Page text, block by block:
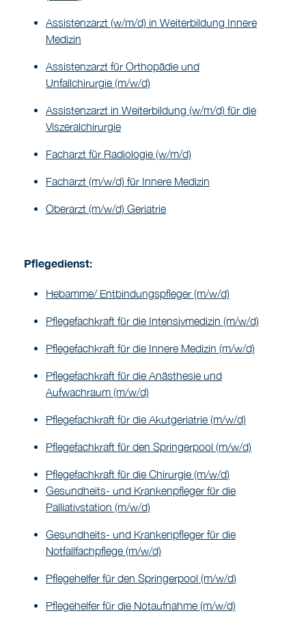
Assistenzarzt (w/m/d) in Weiterbildung Innere
Medizin
Assistenzarzt für Orthopädie und
Unfallchirurgie (m/w/d)
Assistenzarzt in Weiterbildung (w/m/d) für die
Viszeralchirurgie
Facharzt für Radiologie (w/m/d)
Facharzt (m/w/d) für Innere Medizin
Oberarzt (m/w/d) Geriatrie
Pflegedienst:
Hebamme/ Entbindungspfleger (m/w/d)
Pflegefachkraft für die Intensivmedizin (m/w/d)
Pflegefachkraft für die Innere Medizin (m/w/d)
Pflegefachkraft für die Anästhesie und
Aufwachraum (m/w/d)
Pflegefachkraft für die Akutgeriatrie (m/w/d)
Pflegefachkraft für den Springerpool (m/w/d)
Pflegefachkraft für die Chirurgie (m/w/d)
Gesundheits- und Krankenpfleger für die
Palliativstation (m/w/d)
Gesundheits- und Krankenpfleger für die
Notfallfachpflege (m/w/d)
Pflegehelfer für den Springerpool (m/w/d)
Pflegehelfer für die Notaufnahme (m/w/d)